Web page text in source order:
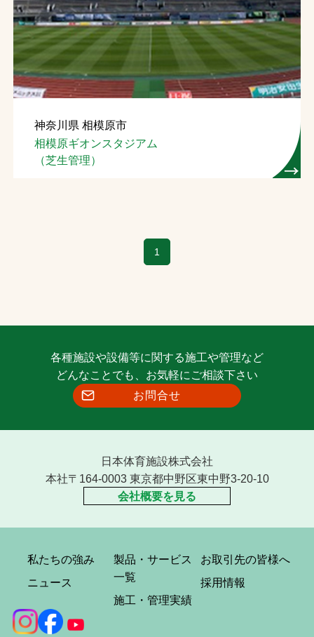
神奈川県 相模原市
相模原ギオンスタジアム
（芝生管理）
1
各種施設や設備等に関する施工や管理など
どんなことでも、お気軽にご相談下さい
お問合せ
日本体育施設株式会社
本社〒164-0003 東京都中野区東中野3-20-10
会社概要を見る
私たちの強み
ニュース
製品・サービス
一覧
施工・管理実績
お取引先の皆様へ
採用情報